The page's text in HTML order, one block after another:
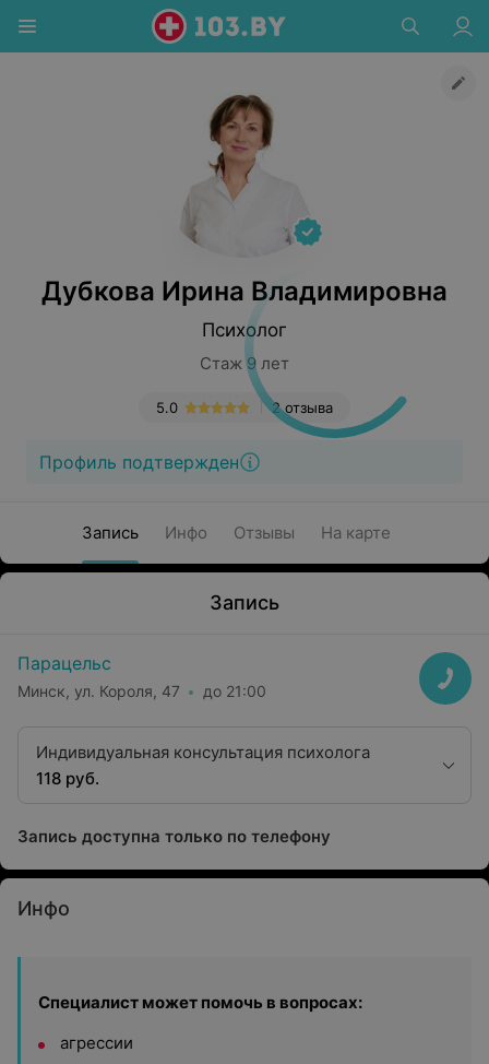
Дубкова Ирина Владимировна
Психолог
Стаж 9 лет
2 отзыва
5.0
Профиль подтвержден
Запись Инфо Отзывы На карте
Запись
Парацельс
Минск, ул. Короля, 47 до 21:00
Индивидуальная консультация психолога
118 руб.
Запись доступна только по телефону
Инфо
Специалист может помочь в вопросах:
агрессии